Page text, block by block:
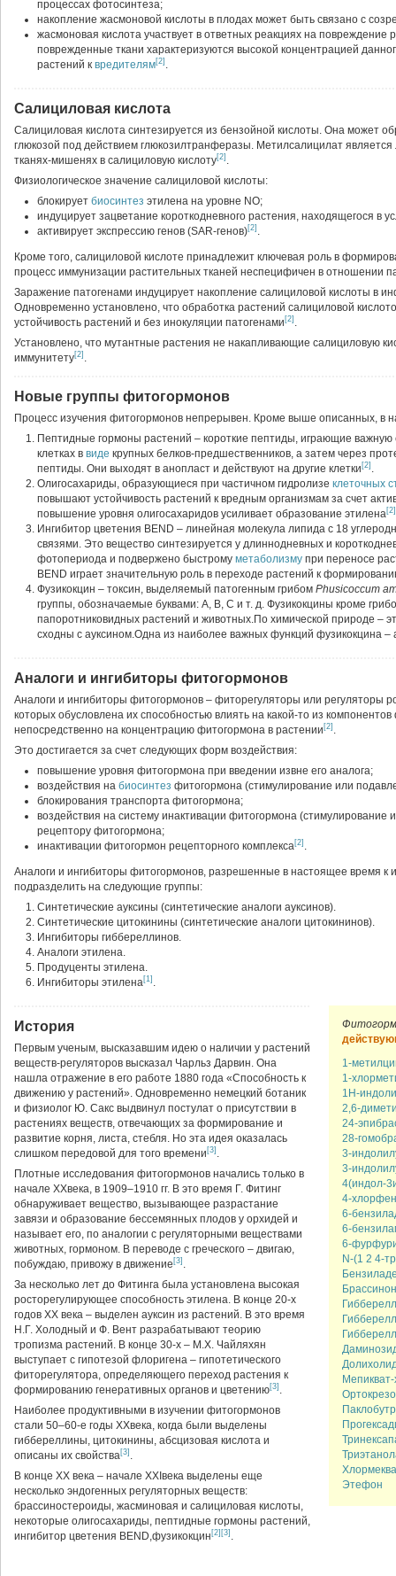
процессах фотосинтеза;
накопление жасмоновой кислоты в плодах может быть связано с
жасмоновая кислота участвует в ответных реакциях на
поврежденные ткани характеризуются высокой концентрацией
растений к вредителям[2] .
Салициловая кислота
Салициловая кислота синтезируется из бензойной кислоты. Она может
глюкозой под действием глюкозилтранферазы. Метилсалицилат
тканях-мишенях в салициловую кислоту[2] .
Физиологическое значение салициловой кислоты:
блокирует биосинтез этилена на уровне NO;
индуцирует зацветание короткодневного растения, находящегося в
активирует экспрессию генов (SAR-генов)[2] .
Кроме того, салициловой кислоте принадлежит ключевая роль в
процесс иммунизации растительных тканей неспецифичен в отношении
Заражение патогенами индуцирует накопление салициловой кислоты в
Одновременно установлено, что обработка растений салициловой
устойчивость растений и без инокуляции патогенами [2] .
Установлено, что мутантные растения не накапливающие салициловую
иммунитету[2] .
Новые группы фитогормонов
Процесс изучения фитогормонов непрерывен. Кроме выше описанных, в
Пептидные гормоны растений – короткие пептиды, играющие важную
клетках в виде крупных белков-предшественников, а затем через
пептиды. Они выходят в анопласт и действуют на другие клетки [2] .
Олигосахариды, образующиеся при частичном гидролизе клеточных
повышают устойчивость растений к вредным организмам за счет
повышение уровня олигосахаридов усиливает образование этилена[2]
Ингибитор цветения BEND – линейная молекула липида с 18
связями. Это вещество синтезируется у длиннодневных и
фотопериода и подвержено быстрому метаболизму при переносе
BEND играет значительную роль в переходе растений к
Фузикокцин – токсин, выделяемый патогенным грибом Phusicoccum
группы, обозначаемые буквами: А, В, С и т. д. Фузикокцины кроме
папоротниковидных растений и животных.По химической природе –
сходны с ауксином.Одна из наиболее важных функций фузикокцина –
Аналоги и ингибиторы фитогормонов
Аналоги и ингибиторы фитогормонов – фиторегуляторы или регуляторы
которых обусловлена их способностью влиять на какой-то из
непосредственно на концентрацию фитогормона в растении [2] .
Это достигается за счет следующих форм воздействия:
повышение уровня фитогормона при введении извне его аналога;
воздействия на биосинтез фитогормона (стимулирование или
блокирования транспорта фитогормона;
воздействия на систему инактивации фитогормона (стимулирование
рецептору фитогормона;
инактивации фитогормон рецепторного комплекса[2] .
Аналоги и ингибиторы фитогормонов, разрешенные в настоящее время к
подразделить на следующие группы:
Синтетические ауксины (синтетические аналоги ауксинов).
Синтетические цитокинины (синтетические аналоги цитокининов).
Ингибиторы гиббереллинов.
Аналоги этилена.
Продуценты этилена.
Ингибиторы этилена[1] .
1-
1-
1Н-
2,6-
24-
28-
3-
3-
4(индол-
4-
6-
6-
6-
N-(1 2 4-
Брассинон
Этефон
История
Первым ученым, высказавшим идею о наличии у растений
веществ-регуляторов высказал Чарльз Дарвин. Она
нашла отражение в его работе 1880 года «Способность к
движению у растений». Одновременно немецкий ботаник
и физиолог Ю. Сакс выдвинул постулат о присутствии в
растениях веществ, отвечающих за формирование и
развитие корня, листа, стебля. Но эта идея оказалась
слишком передовой для того времени [3] .
Плотные исследования фитогормонов начались только в
начале XXвека, в 1909–1910 гг. В это время Г. Фитинг
обнаруживает вещество, вызывающее разрастание
завязи и образование бессемянных плодов у орхидей и
называет его, по аналогии с регуляторными веществами
животных, гормоном. В переводе с греческого – двигаю,
побуждаю, привожу в движение [3] .
За несколько лет до Фитинга была установлена высокая
росторегулирующее способность этилена. В конце 20-х
годов XX века – выделен ауксин из растений. В это время
Н.Г. Холодный и Ф. Вент разрабатывают теорию
тропизма растений. В конце 30-х – М.Х. Чайляхян
выступает с гипотезой флоригена – гипотетического
фиторегулятора, определяющего переход растения к
формированию генеративных органов и цветению[3] .
Наиболее продуктивными в изучении фитогормонов
стали 50–60-е годы XXвека, когда были выделены
гиббереллины, цитокинины, абсцизовая кислота и
описаны их свойства[3] .
В конце XX века – начале XXIвека выделены еще
несколько эндогенных регуляторных веществ:
брассиностероиды, жасминовая и салициловая кислоты,
некоторые олигосахариды, пептидные гормоны растений,
ингибитор цветения BEND,фузикокцин [2] [3] .